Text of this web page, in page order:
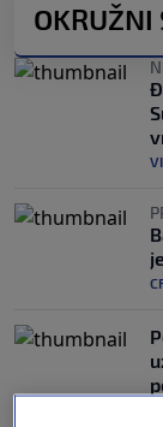
OKRUŽNI